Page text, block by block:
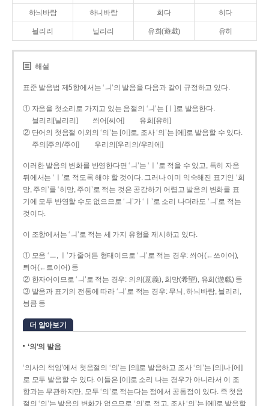
하늬바람 하니바람 희다 히다
늴리리 닐리리 유희(遊戱) 유히
해설
표준 발음법 제5항에서는 ‘ㅢ’의 발음을 다음과 같이 규정하고 있다.
① 자음을 첫소리로 가지고 있는 음절의 ‘ㅢ’는 [ㅣ]로 발음한다.
늴리리[닐리리]
씌어[씨어]
유희[유히]
② 단어의 첫음절 이외의 ‘의’는 [이]로, 조사 ‘의’는 [에]로 발음할 수 있다.
주의[주의/주이]
우리의[우리의/우리에]
이러한 발음의 변화를 반영한다면 ‘ㅢ’는 ‘ㅣ’로 적을 수 있고, 특히 자음
뒤에서는 ‘ㅣ’로 적도록 해야 할 것이다. 그러나 이미 익숙해진 표기인 ‘희
망, 주의’를 ‘히망, 주이’로 적는 것은 공감하기 어렵고 발음의 변화를 표
기에 모두 반영할 수도 없으므로 ‘ㅢ’가 ‘ㅣ’로 소리 나더라도 ‘ㅢ’로 적는
것이다.
이 조항에서는 ‘ㅢ’로 적는 세 가지 유형을 제시하고 있다.
① 모음 ‘ㅡ, ㅣ’가 줄어든 형태이므로 ‘ㅢ’로 적는 경우: 씌어(←쓰이어),
틔어(←트이어) 등
② 한자어이므로 ‘ㅢ’로 적는 경우: 의의(意義), 희망(希望), 유희(遊戱) 등
③ 발음과 표기의 전통에 따라 ‘ㅢ’로 적는 경우: 무늬, 하늬바람, 늴리리,
닁큼 등
더 알아보기
‘의’의 발음
‘의사의 책임’에서 첫음절의 ‘의’는 [의]로 발음하고 조사 ‘의’는 [의]나 [에]
로 모두 발음할 수 있다. 이들은 [이]로 소리 나는 경우가 아니라서 이 조
항과는 무관하지만, 모두 ‘의’로 적는다는 점에서 공통점이 있다. 즉 첫음
절의 ‘의’는 발음의 변화가 없으므로 ‘의’로 적고, 조사 ‘의’는 [에]로 발음할